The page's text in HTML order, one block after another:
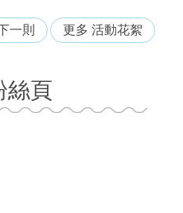
絲頁